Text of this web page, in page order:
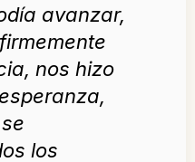
avanzar,
nos hizo
los